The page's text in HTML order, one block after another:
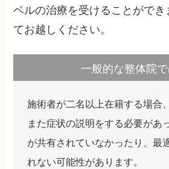
ベルの治療を受けることがで
てお越しください。
一般的な整体院
施術者が二名以上在籍する場合
また症状の説明をする必要があ
が共有されていなかったり、最
れない可能性があります。